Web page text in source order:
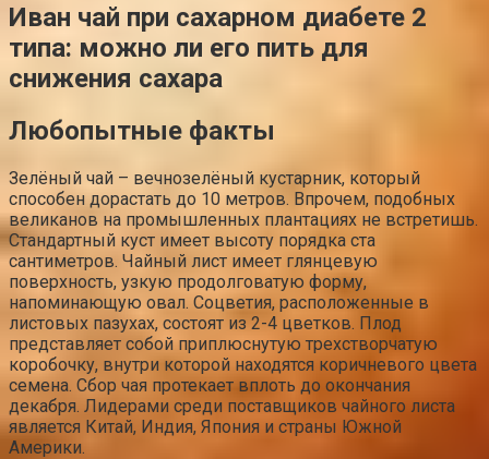
Иван чай при сахарном диабете 2
типа: можно ли его пить для
снижения сахара
Любопытные факты
Зелёный чай – вечнозелёный кустарник, который
способен дорастать до 10 метров. Впрочем, подобных
великанов на промышленных плантациях не встретишь.
Стандартный куст имеет высоту порядка ста
сантиметров. Чайный лист имеет глянцевую
поверхность, узкую продолговатую форму,
напоминающую овал. Соцветия, расположенные в
листовых пазухах, состоят из 2-4 цветков. Плод
представляет собой приплюснутую трехстворчатую
коробочку, внутри которой находятся коричневого цвета
семена. Сбор чая протекает вплоть до окончания
декабря. Лидерами среди поставщиков чайного листа
является Китай, Индия, Япония и страны Южной
Америки.